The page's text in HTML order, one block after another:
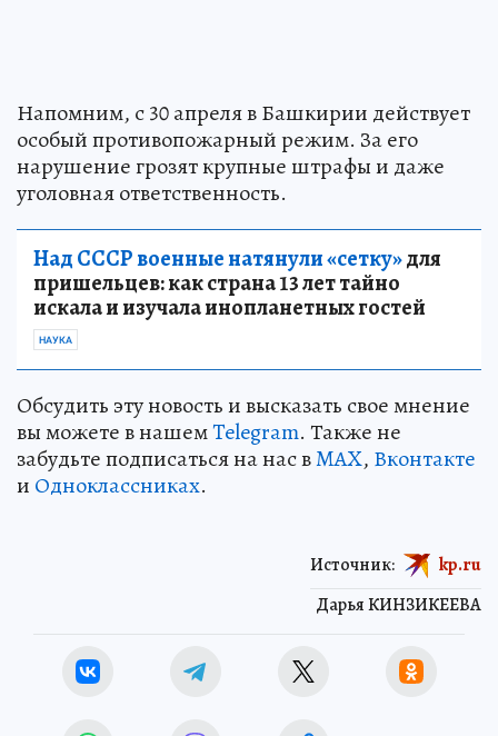
Напомним, с 30 апреля в Башкирии действует
особый противопожарный режим. За его
нарушение грозят крупные штрафы и даже
уголовная ответственность.
Над СССР военные натянули «сетку»для
пришельцев: как страна 13 лет тайно
искала и изучала инопланетных гостей
НАУКА
Обсудить эту новость и высказать свое мнение
вы можете в нашемTelegram. Также не
забудьте подписаться на нас вMAX, Вконтакте
и Одноклассниках.
Дарья КИНЗИКЕЕВА
Источник: kp.ru